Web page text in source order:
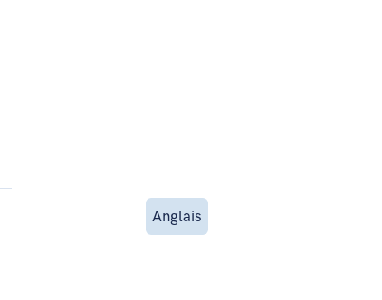
Anglais